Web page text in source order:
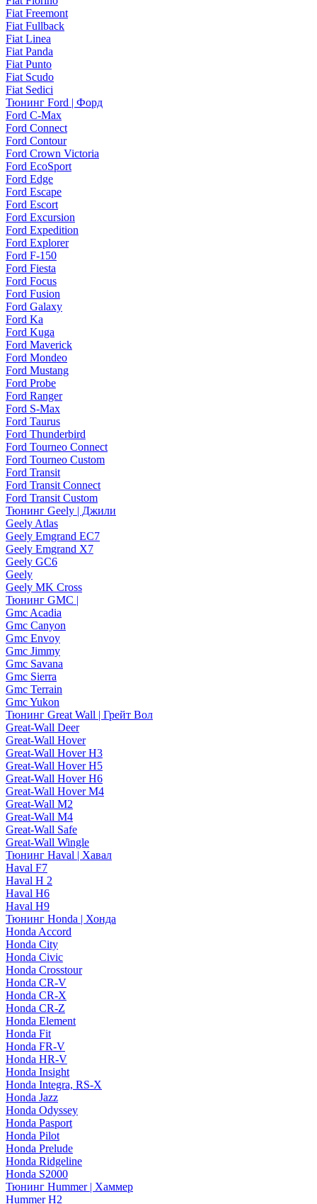
Fiat Freemont
Fiat Fullback
Fiat Linea
Fiat Panda
Fiat Punto
Fiat Scudo
Fiat Sedici
Тюнинг Ford | Форд
Ford C-Max
Ford Connect
Ford Contour
Ford Crown Victoria
Ford EcoSport
Ford Edge
Ford Escape
Ford Escort
Ford Excursion
Ford Expedition
Ford Explorer
Ford F-150
Ford Fiesta
Ford Focus
Ford Fusion
Ford Galaxy
Ford Ka
Ford Kuga
Ford Maverick
Ford Mondeo
Ford Mustang
Ford Probe
Ford Ranger
Ford S-Max
Ford Taurus
Ford Thunderbird
Ford Tourneo Connect
Ford Tourneo Custom
Ford Transit
Ford Transit Connect
Ford Transit Custom
Тюнинг Geely | Джили
Geely Atlas
Geely Emgrand EC7
Geely Emgrand X7
Geely GC6
Geely
Geely MK Cross
Тюнинг GMC |
Gmc Acadia
Gmc Canyon
Gmc Envoy
Gmc Jimmy
Gmc Savana
Gmc Sierra
Gmc Terrain
Gmc Yukon
Тюнинг Great Wall | Грейт Вол
Great-Wall Deer
Great-Wall Hover
Great-Wall Hover H3
Great-Wall Hover H5
Great-Wall Hover H6
Great-Wall Hover M4
Great-Wall M2
Great-Wall M4
Great-Wall Safe
Great-Wall Wingle
Тюнинг Haval | Хавал
Haval F7
Haval H 2
Haval H6
Haval H9
Тюнинг Honda | Хонда
Honda Accord
Honda City
Honda Civic
Honda Crosstour
Honda CR-V
Honda CR-X
Honda CR-Z
Honda Element
Honda Fit
Honda FR-V
Honda HR-V
Honda Insight
Honda Integra, RS-X
Honda Jazz
Honda Odyssey
Honda Pasport
Honda Pilot
Honda Prelude
Honda Ridgeline
Honda S2000
Тюнинг Hummer | Хаммер
Hummer H2